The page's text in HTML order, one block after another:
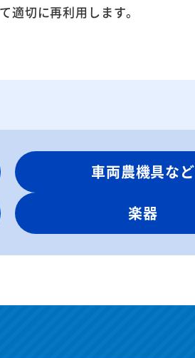
適切に再利用します。
車両農機具など
楽器